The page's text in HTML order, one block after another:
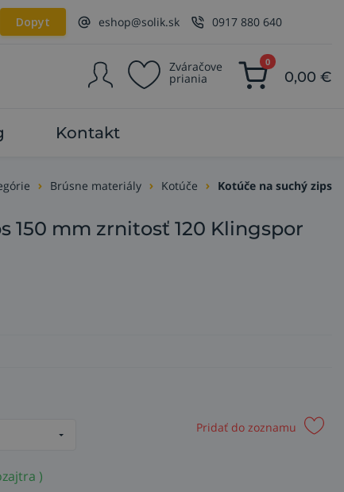
Dopyt eshop@solik.sk 0917 880 640
Zváračove
priania
0
0,00 €
Kontakt
Brúsne materiály Kotúče Kotúče na suchý zips
150 mm zrnitosť 120 Klingspor
Pridať do zoznamu
)